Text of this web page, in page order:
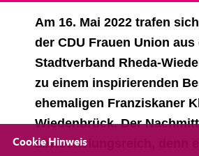
Am 16. Mai 2022 trafen
der CDU Frauen Union aus
Stadtverband Rheda-
zu einem inspirierenden
ehemaligen Franziskaner
Wiedenbrück. Der
abwechslungsreich, denn
Cookie Hinweis